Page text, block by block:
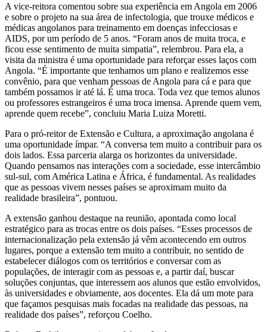
A vice-reitora comentou sobre sua experiência em Angola em 2006
e sobre o projeto na sua área de infectologia, que trouxe médicos e
médicas angolanos para treinamento em doenças infecciosas e
AIDS, por um período de 5 anos. “Foram anos de muita troca, e
ficou esse sentimento de muita simpatia”, relembrou. Para ela, a
visita da ministra é uma oportunidade para reforçar esses laços com
Angola. “É importante que tenhamos um plano e realizemos esse
convênio, para que venham pessoas de Angola para cá e para que
também possamos ir até lá. É uma troca. Toda vez que temos alunos
ou professores estrangeiros é uma troca imensa. Aprende quem vem,
aprende quem recebe”, concluiu Maria Luiza Moretti.
Para o pró-reitor de Extensão e Cultura, a aproximação angolana é
uma oportunidade ímpar. “A conversa tem muito a contribuir para os
dois lados. Essa parceria alarga os horizontes da universidade.
Quando pensamos nas interações com a sociedade, esse intercâmbio
sul-sul, com América Latina e África, é fundamental. As realidades
que as pessoas vivem nesses países se aproximam muito da
realidade brasileira”, pontuou.
A extensão ganhou destaque na reunião, apontada como local
estratégico para as trocas entre os dois países. “Esses processos de
internacionalização pela extensão já vêm acontecendo em outros
lugares, porque a extensão tem muito a contribuir, no sentido de
estabelecer diálogos com os territórios e conversar com as
populações, de interagir com as pessoas e, a partir daí, buscar
soluções conjuntas, que interessem aos alunos que estão envolvidos,
às universidades e obviamente, aos docentes. Ela dá um mote para
que façamos pesquisas mais focadas na realidade das pessoas, na
realidade dos países”, reforçou Coelho.